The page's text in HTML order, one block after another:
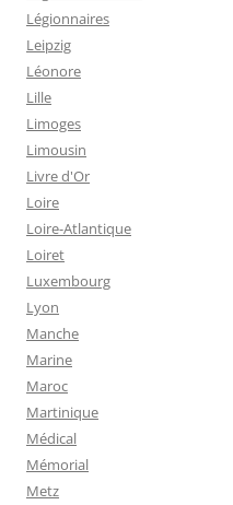
Légionnaires
Leipzig
Léonore
Lille
Limoges
Limousin
Livre d'Or
Loire
Loire-Atlantique
Loiret
Luxembourg
Lyon
Manche
Marine
Maroc
Martinique
Médical
Mémorial
Metz